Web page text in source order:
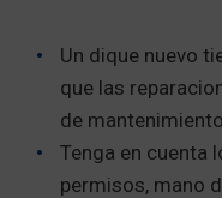
Un dique nuevo
que las
de
Tenga en cuenta
permisos, mano